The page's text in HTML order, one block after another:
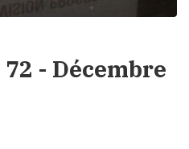
- Décembre